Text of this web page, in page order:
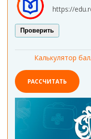
https://
Проверить
Калькулятор
РАССЧИТАТЬ